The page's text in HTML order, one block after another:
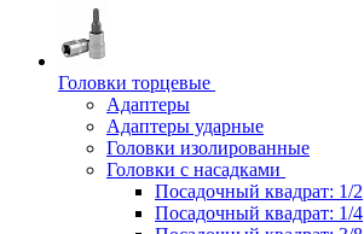
Головки торцевые
Адаптеры
Адаптеры ударные
Головки изолированные
Головки с насадками
Посадочный квадрат: 1/2
Посадочный квадрат: 1/4